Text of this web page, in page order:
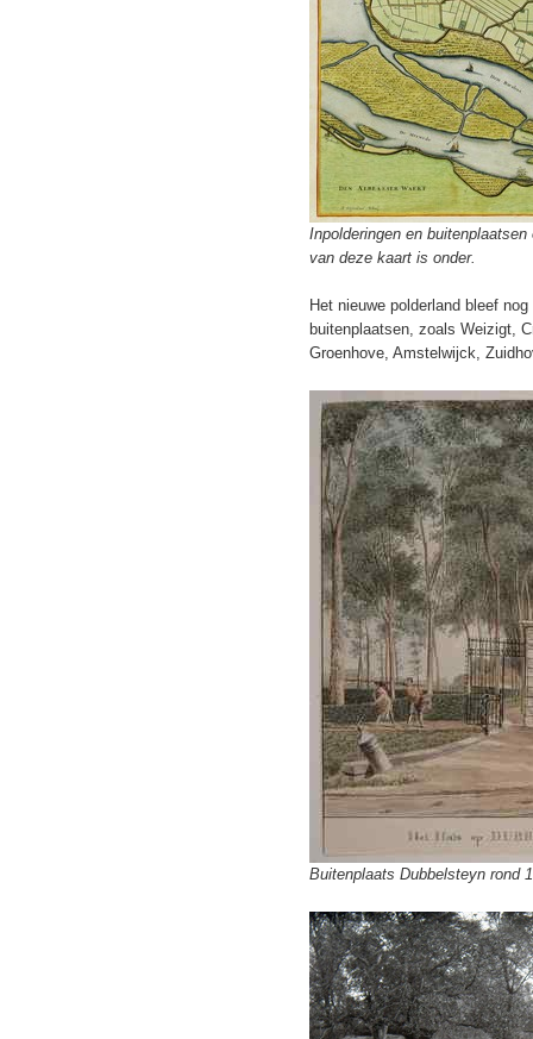
Inpolderingen en
van deze kaart is onder.
Het nieuwe polderland bleef
buitenplaatsen, zoals Weizigt,
Groenhove, Amstelwijck,
Buitenplaats Dubbelsteyn rond